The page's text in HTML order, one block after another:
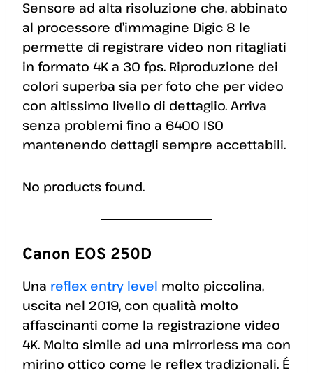
Sensore ad alta risoluzione che, abbinato
al processore d’immagine Digic 8 le
permette di registrare video non ritagliati
in formato 4K a 30 fps. Riproduzione dei
colori superba sia per foto che per video
con altissimo livello di dettaglio. Arriva
senza problemi fino a 6400 ISO
mantenendo dettagli sempre accettabili.
No products found.
Canon EOS 250D
Una reflex entry level molto piccolina,
uscita nel 2019, con qualità molto
affascinanti come la registrazione video
4K. Molto simile ad una mirrorless ma con
mirino ottico come le reflex tradizionali. É